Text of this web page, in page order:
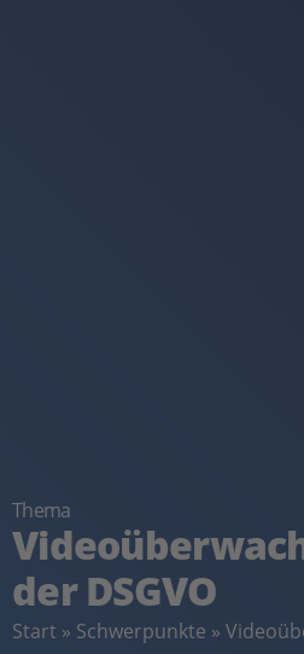
Thema
der DSGVO
Start » Schwerpunkte »